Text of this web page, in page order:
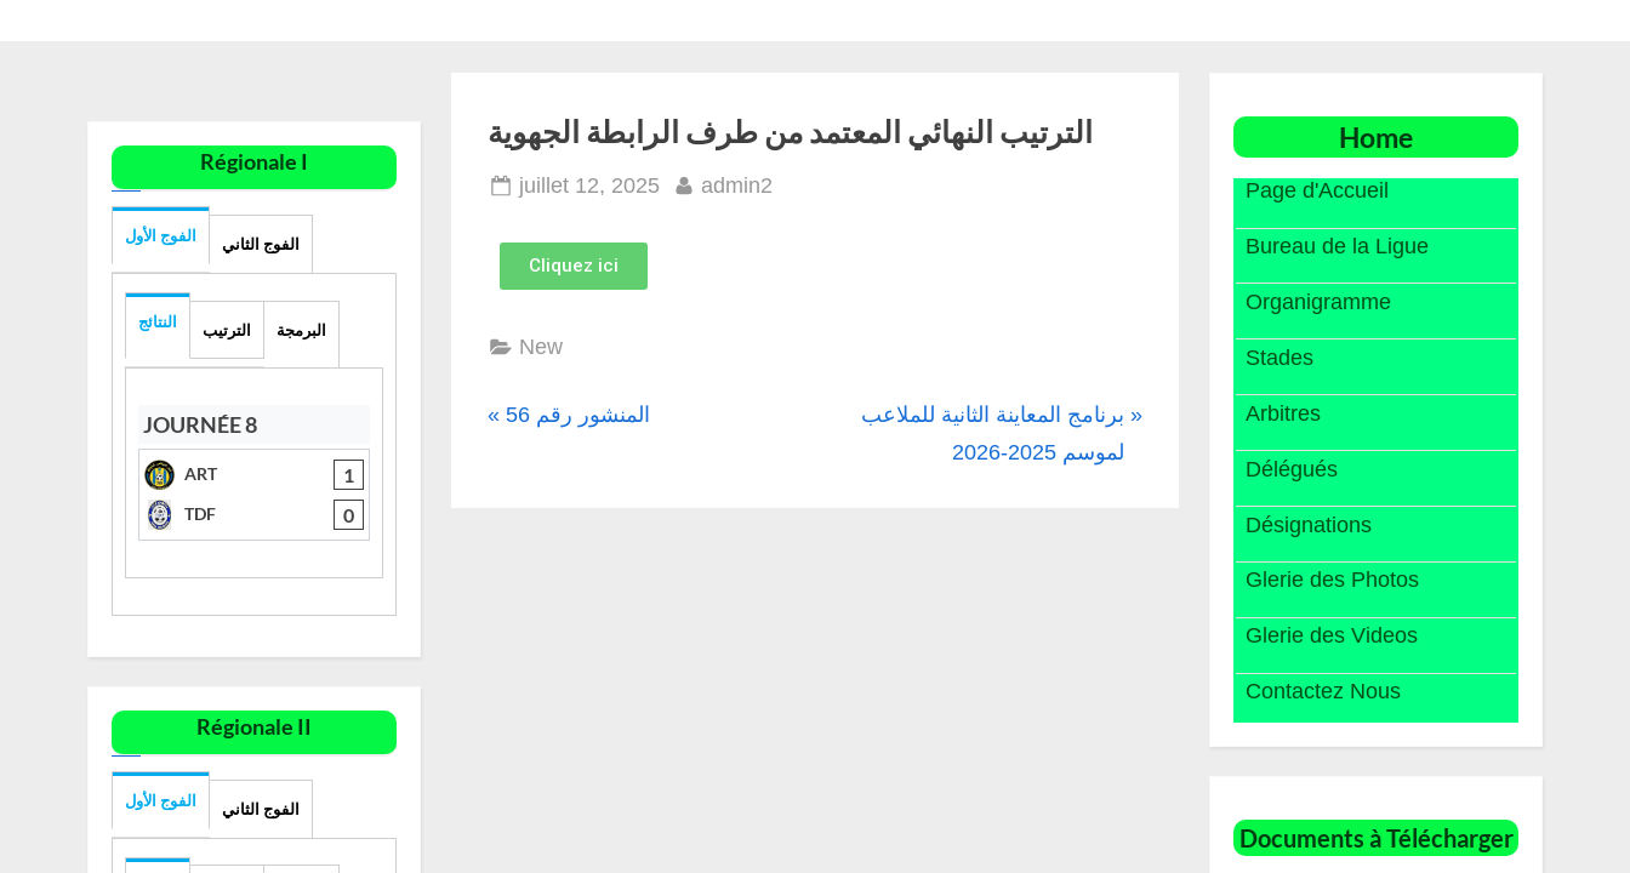
الترتيب النهائي المعتمد من طرف الرابطة الجهوية
juillet 12, 2025 admin2
Cliquez ici
New
المنشور رقم 56
برنامج المعاينة الثانية للملاعب
لموسم 2025-2026
Régionale I
الفوج الأول الفوج الثاني
النتائج الترتيب البرمجة
JOURNÉE 8
ART
TDF
1
0
Régionale II
الفوج الأول الفوج الثاني
Home
Page d'Accueil
Bureau de la Ligue
Organigramme
Stades
Arbitres
Délégués
Désignations
Glerie des Photos
Glerie des Videos
Contactez Nous
Documents à Télécharger